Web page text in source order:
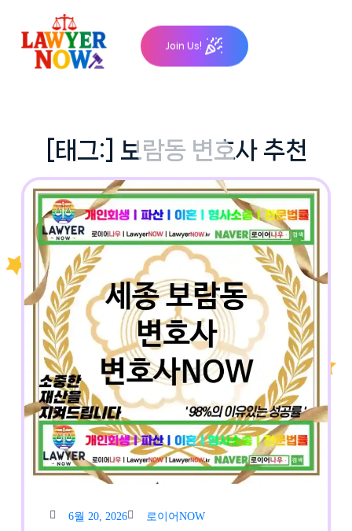
content
Join Us!
[태그:] 보람동 변호사 추천
6월 20, 2026
20,
로이어NOW
어